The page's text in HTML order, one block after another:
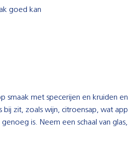
goed kan
smaak met specerijen en kruiden
zit, zoals wijn, citroensap, wat
is. Neem een schaal van